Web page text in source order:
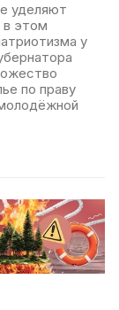
уделяют
в этом
у
по праву